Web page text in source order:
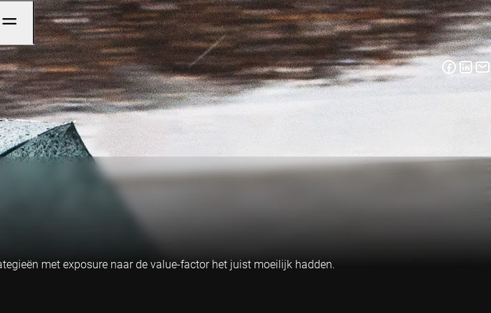
met exposure naar de value-factor het juist moeilijk hadden.